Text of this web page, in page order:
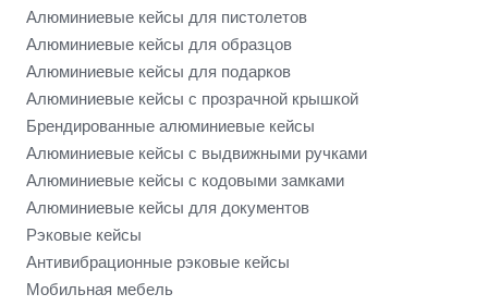
Алюминиевые кейсы для пистолетов
Алюминиевые кейсы для образцов
Алюминиевые кейсы для подарков
Алюминиевые кейсы с прозрачной крышкой
Брендированные алюминиевые кейсы
Алюминиевые кейсы с выдвижными ручками
Алюминиевые кейсы с кодовыми замками
Алюминиевые кейсы для документов
Рэковые кейсы
Антивибрационные рэковые кейсы
Мобильная мебель